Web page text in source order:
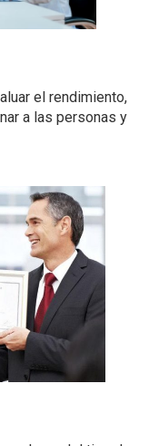
el rendimiento,
a las personas y